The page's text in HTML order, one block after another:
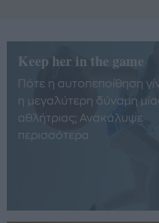
Keep her in the game
Πότε η αυτοπεποίθηση
η μεγαλύτερη δύναμη
αθλήτριας; Ανακάλυψε
περισσότερα